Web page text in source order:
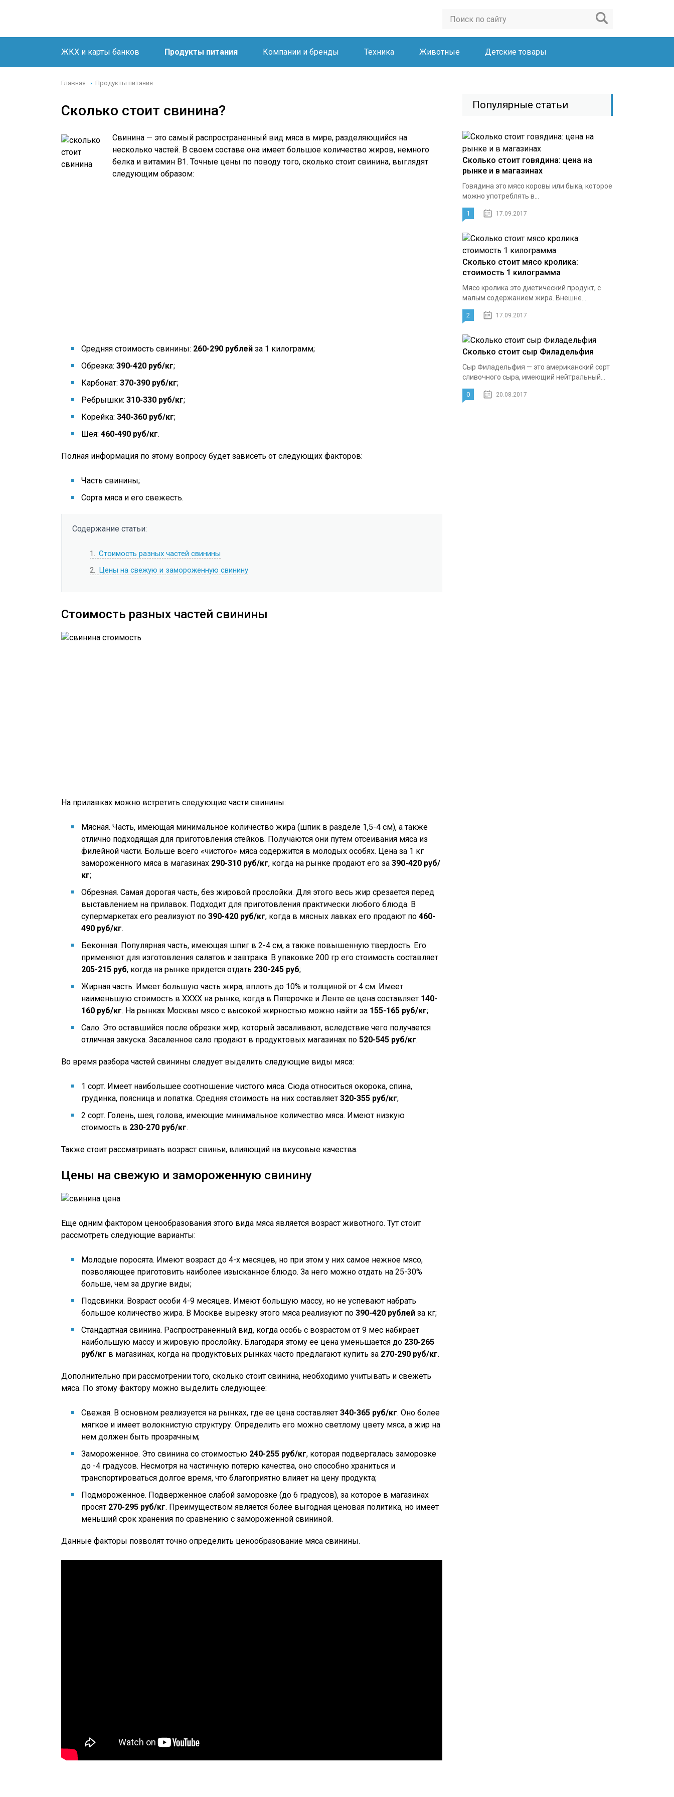
ЖКХ и карты банков Продукты питания Компании и бренды Техника Животные Детские товары
Главная › Продукты питания
Сколько стоит свинина?
Свинина — это самый распространенный вид мяса в мире, разделяющийся на
несколько частей. В своем составе она имеет большое количество жиров, немного
белка и витамин B1. Точные цены по поводу того, сколько стоит свинина, выглядят
следующим образом:
Средняя стоимость свинины: 260-290 рублей за 1 килограмм;
Обрезка: 390-420 руб/кг;
Карбонат: 370-390 руб/кг;
Ребрышки: 310-330 руб/кг;
Корейка: 340-360 руб/кг;
Шея: 460-490 руб/кг.
Полная информация по этому вопросу будет зависеть от следующих факторов:
Часть свинины;
Сорта мяса и его свежесть.
Содержание статьи:
1
Стоимость разных частей свинины
2
Цены на свежую и замороженную свинину
Стоимость разных частей свинины
На прилавках можно встретить следующие части свинины:
Мясная. Часть, имеющая минимальное количество жира (шпик в разделе 1,5-4 см), а также
отлично подходящая для приготовления стейков. Получаются они путем отсеивания мяса из
филейной части. Больше всего «чистого» мяса содержится в молодых особях. Цена за 1 кг
замороженного мяса в магазинах 290-310 руб/кг, когда на рынке продают его за 390-420 руб/
кг;
Обрезная. Самая дорогая часть, без жировой прослойки. Для этого весь жир срезается перед
выставлением на прилавок. Подходит для приготовления практически любого блюда. В
супермаркетах его реализуют по 390-420 руб/кг, когда в мясных лавках его продают по 460-
490 руб/кг.
Беконная. Популярная часть, имеющая шпиг в 2-4 см, а также повышенную твердость. Его
применяют для изготовления салатов и завтрака. В упаковке 200 гр его стоимость составляет
205-215 руб, когда на рынке придется отдать 230-245 руб;
Жирная часть. Имеет большую часть жира, вплоть до 10% и толщиной от 4 см. Имеет
наименьшую стоимость в ХХХХ на рынке, когда в Пятерочке и Ленте ее цена составляет 140-
160 руб/кг. На рынках Москвы мясо с высокой жирностью можно найти за 155-165 руб/кг;
Сало. Это оставшийся после обрезки жир, который засаливают, вследствие чего получается
отличная закуска. Засаленное сало продают в продуктовых магазинах по 520-545 руб/кг.
Во время разбора частей свинины следует выделить следующие виды мяса:
1 сорт. Имеет наибольшее соотношение чистого мяса. Сюда относиться окорока, спина,
грудинка, поясница и лопатка. Средняя стоимость на них составляет 320-355 руб/кг;
2 сорт. Голень, шея, голова, имеющие минимальное количество мяса. Имеют низкую
стоимость в 230-270 руб/кг.
Также стоит рассматривать возраст свиньи, влияющий на вкусовые качества.
Цены на свежую и замороженную свинину
Еще одним фактором ценообразования этого вида мяса является возраст животного. Тут стоит
рассмотреть следующие варианты:
Молодые поросята. Имеют возраст до 4-х месяцев, но при этом у них самое нежное мясо,
позволяющее приготовить наиболее изысканное блюдо. За него можно отдать на 25-30%
больше, чем за другие виды;
Подсвинки. Возраст особи 4-9 месяцев. Имеют большую массу, но не успевают набрать
большое количество жира. В Москве вырезку этого мяса реализуют по 390-420 рублей за кг;
Стандартная свинина. Распространенный вид, когда особь с возрастом от 9 мес набирает
наибольшую массу и жировую прослойку. Благодаря этому ее цена уменьшается до 230-265
руб/кг в магазинах, когда на продуктовых рынках часто предлагают купить за 270-290 руб/кг.
Дополнительно при рассмотрении того, сколько стоит свинина, необходимо учитывать и свежеть
мяса. По этому фактору можно выделить следующее:
Свежая. В основном реализуется на рынках, где ее цена составляет 340-365 руб/кг. Оно более
мягкое и имеет волокнистую структуру. Определить его можно светлому цвету мяса, а жир на
нем должен быть прозрачным;
Замороженное. Это свинина со стоимостью 240-255 руб/кг, которая подвергалась заморозке
до -4 градусов. Несмотря на частичную потерю качества, оно способно храниться и
транспортироваться долгое время, что благоприятно влияет на цену продукта;
Подмороженное. Подверженное слабой заморозке (до 6 градусов), за которое в магазинах
просят 270-295 руб/кг. Преимуществом является более выгодная ценовая политика, но имеет
меньший срок хранения по сравнению с замороженной свининой.
Данные факторы позволят точно определить ценообразование мяса свинины.
Популярные статьи
Сколько стоит говядина: цена на
рынке и в магазинах
Говядина это мясо коровы или быка, которое
можно употреблять в...
1 17.09.2017
Сколько стоит мясо кролика:
стоимость 1 килограмма
Мясо кролика это диетический продукт, с
малым содержанием жира. Внешне...
2 17.09.2017
Сколько стоит сыр Филадельфия
Сыр Филадельфия — это американский сорт
сливочного сыра, имеющий нейтральный...
0 20.08.2017